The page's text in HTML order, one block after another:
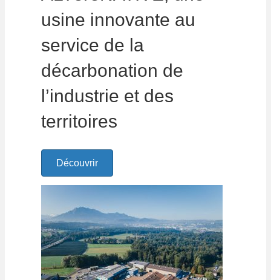
usine innovante au
service de la
décarbonation de
l’industrie et des
territoires
Découvrir